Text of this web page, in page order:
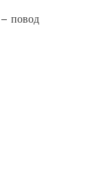
повод